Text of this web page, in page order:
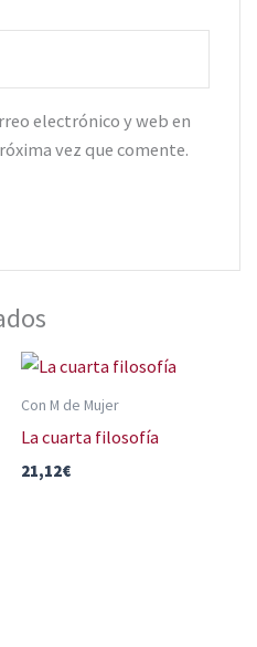
electrónico y web en
vez que comente.
Con M de Mujer
La cuarta filosofía
21,12€